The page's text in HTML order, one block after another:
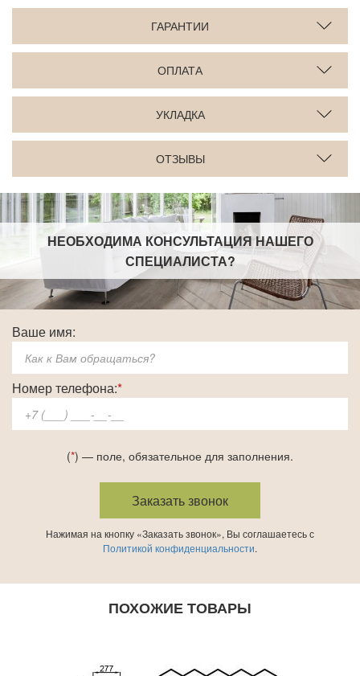
ГАРАНТИИ
ОПЛАТА
УКЛАДКА
ОТЗЫВЫ
НЕОБХОДИМА КОНСУЛЬТАЦИЯ НАШЕГО
СПЕЦИАЛИСТА?
Ваше имя:
Номер телефона:*
(*) — поле, обязательное для заполнения.
Нажимая на кнопку «Заказать звонок», Вы соглашаетесь с
Политикой конфиденциальности.
ПОХОЖИЕ ТОВАРЫ